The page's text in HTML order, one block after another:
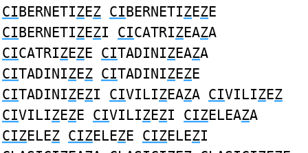
CIBERNETIZEZ CIBERNETIZEZE
CIBERNETIZEZI CICATRIZEAZA
CICATRIZEZE CITADINIZEAZA
CITADINIZEZ CITADINIZEZE
CITADINIZEZI CIVILIZEAZA CIVILIZEZ
CIVILIZEZE CIVILIZEZI CIZELEAZA
CIZELEZ CIZELEZE CIZELEZI